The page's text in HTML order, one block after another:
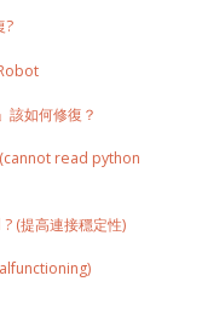
?
該如何修復？
read python
(提高連接穩定性)